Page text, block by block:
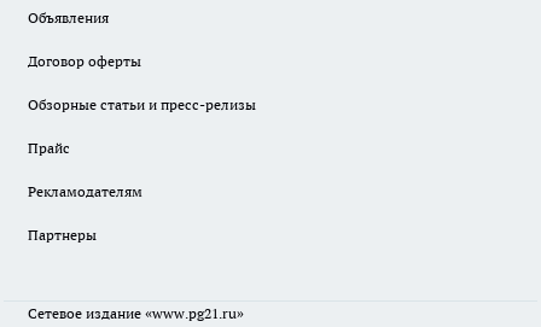
Объявления
Договор оферты
Обзорные статьи и пресс-релизы
Прайс
Рекламодателям
Партнеры
Сетевое издание «www.pg21.ru»